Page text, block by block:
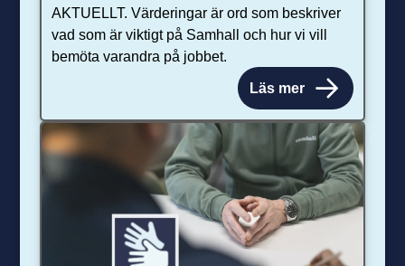
AKTUELLT. Värderingar är ord som beskriver
vad som är viktigt på Samhall och hur vi vill
bemöta varandra på jobbet.
Läs mer